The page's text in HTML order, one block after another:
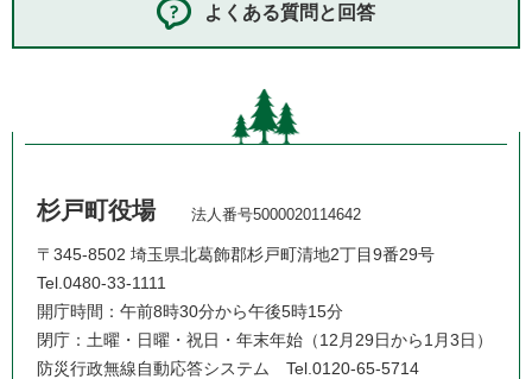
よくある質問と回答
杉戸町役場 法人番号5000020114642
〒345-8502 埼玉県北葛飾郡杉戸町清地2丁目9番29号
Tel.0480-33-1111
開庁時間：午前8時30分から午後5時15分
閉庁：土曜・日曜・祝日・年末年始（12月29日から1月3日）
防災行政無線自動応答システム Tel.0120-65-5714